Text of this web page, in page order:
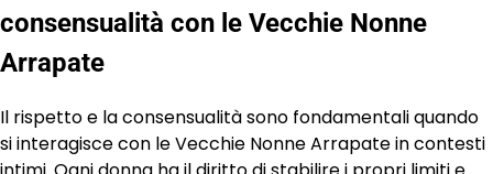
consensualità con le Vecchie Nonne
Arrapate
Il rispetto e la consensualità sono fondamentali quando
si interagisce con le Vecchie Nonne Arrapate in contesti